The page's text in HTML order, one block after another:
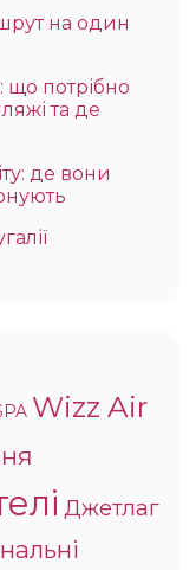
на один
що потрібно
та де
де вони
Wizz Air
Джетлаг